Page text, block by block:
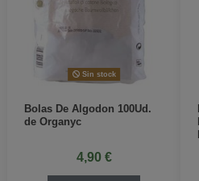
Sin stock
Bolas De Algodon 100Ud.
de Organyc
4,90 €